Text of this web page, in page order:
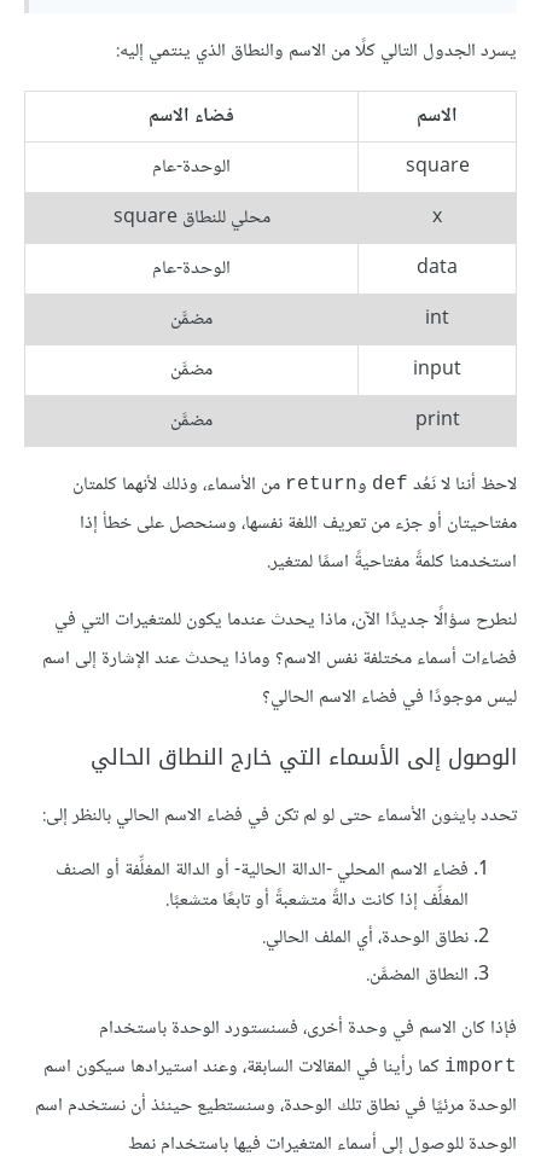
يسرد الجدول التالي كلًا من الاسم والنطاق الذي ينتمي إليه:
الاسم
فضاء الاسم
square
الوحدة-عام
x
محلي للنطاق square
data
الوحدة-عام
int
مضمَّن
input
مضمَّن
print
مضمَّن
لاحظ أننا لا نَعُد def وreturn من الأسماء، وذلك لأنهما كلمتان
مفتاحيتان أو جزء من تعريف اللغة نفسها، وسنحصل على خطأ إذا
استخدمنا كلمةً مفتاحيةً اسمًا لمتغير.
لنطرح سؤالًا جديدًا الآن، ماذا يحدث عندما يكون للمتغيرات التي في
فضاءات أسماء مختلفة نفس الاسم؟ وماذا يحدث عند الإشارة إلى اسم
ليس موجودًا في فضاء الاسم الحالي؟
الوصول إلى الأسماء التي خارج النطاق الحالي
تحدد بايثون الأسماء حتى لو لم تكن في فضاء الاسم الحالي بالنظر إلى:
فضاء الاسم المحلي -الدالة الحالية- أو الدالة المغلِّفة أو الصنف
المغلِّف إذا كانت دالةً متشعبةً أو تابعًا متشعبًا.
نطاق الوحدة، أي الملف الحالي.
النطاق المضمَّن.
فإذا كان الاسم في وحدة أخرى، فسنستورد الوحدة باستخدام
import كما رأينا في المقالات السابقة، وعند استيرادها سيكون اسم
الوحدة مرئيًا في نطاق تلك الوحدة، وسنستطيع حينئذ أن نستخدم اسم
الوحدة للوصول إلى أسماء المتغيرات فيها باستخدام نمط